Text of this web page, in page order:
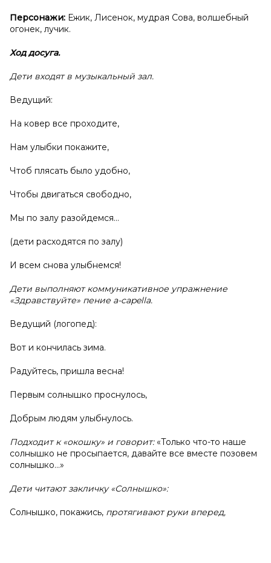
Персонажи: Ежик, Лисенок, мудрая Сова, волшебный
огонек, лучик.
Ход досуга.
Дети входят в музыкальный зал.
Ведущий:
На ковер все проходите,
Нам улыбки покажите,
Чтоб плясать было удобно,
Чтобы двигаться свободно,
Мы по залу разойдемся…
(дети расходятся по залу)
И всем снова улыбнемся!
Дети выполняют коммуникативное упражнение
«Здравствуйте» пение а-capella.
Ведущий (логопед):
Вот и кончилась зима.
Радуйтесь, пришла весна!
Первым солнышко проснулось,
Добрым людям улыбнулось.
Подходит к «окошку» и говорит: «Только что-то наше
солнышко не просыпается, давайте все вместе позовем
солнышко…»
Дети читают закличку «Солнышко»:
Солнышко, покажись, протягивают руки вперед,